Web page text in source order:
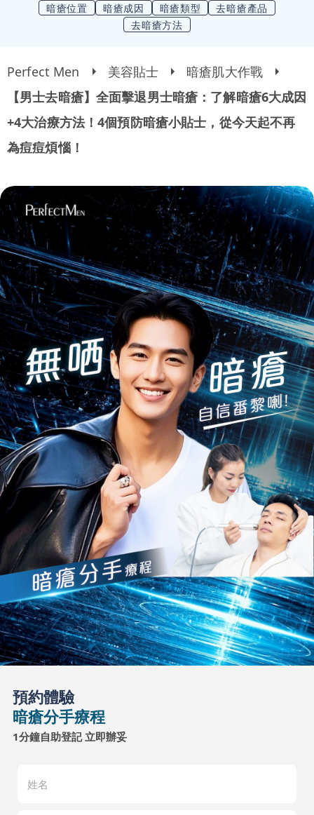
暗瘡位置 暗瘡成因 暗瘡類型
去暗瘡產品
去暗瘡方法
Perfect Men 美容貼士
暗瘡肌大作戰
【男士去暗瘡】全面擊退男士暗瘡：了解暗瘡6大成因
+4大治療方法！4個預防暗瘡小貼士，從今天起不再
為痘痘煩惱！
預約體驗
暗瘡分手療程
1分鐘自助登記 立即辦妥